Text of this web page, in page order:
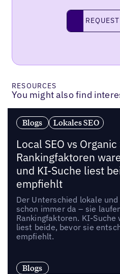
Request a
RESOURCES
You might also find
Blogs Lokales SEO
Local SEO vs Organic
Rankingfaktoren
und KI-Suche liest
empfiehlt
Der Unterschied lokale
schon immer da – sie
Rankingfaktoren. KI-
liest beide, bevor sie
empfiehlt.
Blogs